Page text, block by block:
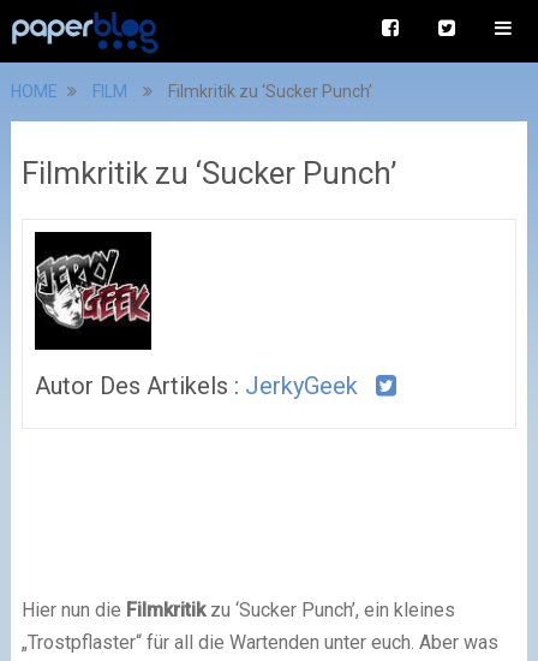
HOME FILM Filmkritik zu ‘Sucker Punch’
Filmkritik zu ‘Sucker Punch’
Autor Des Artikels : JerkyGeek
Hier nun die Filmkritikzu ‘Sucker Punch’, ein kleines
„Trostpflaster“ für all die Wartenden unter euch. Aber was